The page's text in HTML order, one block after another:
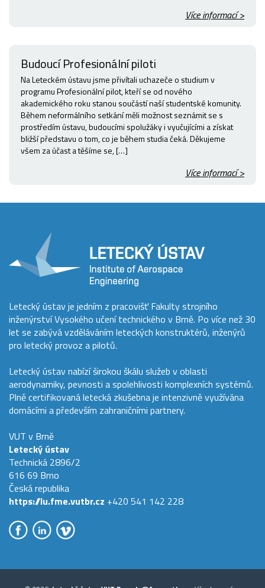
Více informací >
Budoucí Profesionální piloti
Na Leteckém ústavu jsme přivítali uchazeče o studium v
programu Profesionální pilot, kteří se od nového
akademického roku stanou součástí naší studentské komunity.
Během neformálního setkání měli možnost seznámit se s
prostředím ústavu, budoucími spolužáky i vyučujícími a získat
bližší představu o tom, co je během studia čeká. Děkujeme
všem za účast a těšíme se, […]
Více informací >
Letecký ústav je jedním z pracovišť Fakulty strojního
inženýrství Vysokého učení technického v Brně. Po více než 30
let se zabývá vzděláváním leteckých konstruktérů, inženýrů
pro letecký provoz a pilotů.
Letecký ústav nabízí širokou škálu služeb v oblasti
aerodynamiky, pevnosti a spolehlivosti komplexních systémů.
Plně certifikovaná letecká zkušebna je intenzivně využívána
domácími a především zahraničními partnery.
VUT v Brně
Letecký ústav
Technická 2896/2
616 69 Brno
Česká republika
https://lu.fme.vutbr.cz +420 541 142 228